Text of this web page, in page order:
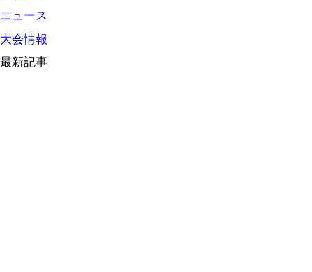
ニュース
大会情報
最新記事